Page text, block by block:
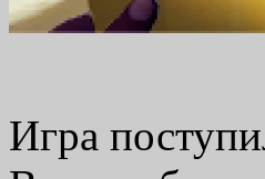
Игра